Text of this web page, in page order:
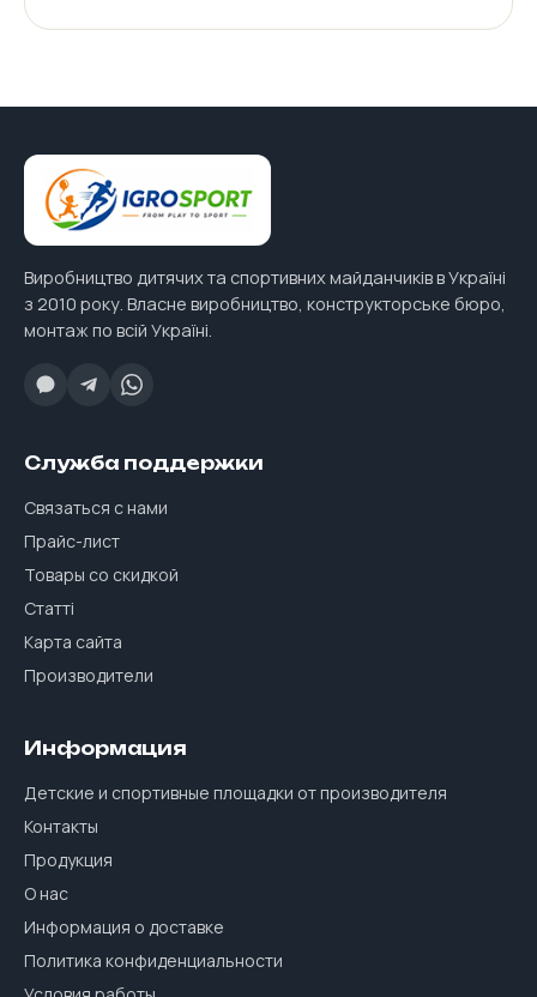
Виробництво дитячих та спортивних майданчиків в Україні
з 2010 року. Власне виробництво, конструкторське бюро,
монтаж по всій Україні.
Служба поддержки
Связаться с нами
Прайс-лист
Товары со скидкой
Статті
Карта сайта
Производители
Информация
Детские и спортивные площадки от производителя
Контакты
Продукция
О нас
Информация о доставке
Политика конфиденциальности